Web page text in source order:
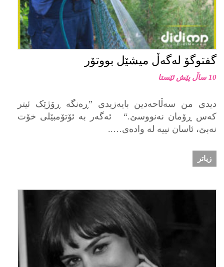
گفتوگۆ له‌گه‌ڵ میشێل بووتۆر
10 ساڵ پێش ئێستا
دیدی من سەڵاحەدین بایەزیدی ”ڕەنگە ڕۆژێک ئیتر
کەس ڕۆمان نەنووسێ.“ ئەگەر بە ئۆتۆمبێلی خۆت
نەبێ، ئاسان نییە لە وادەی…..
زیاتر